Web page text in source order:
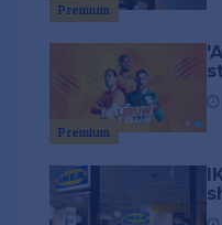
Premium
Premium